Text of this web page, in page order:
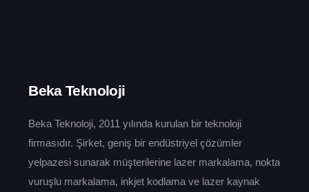
Beka Teknoloji
Beka Teknoloji, 2011 yılında kurulan bir teknoloji
firmasıdır. Şirket, geniş bir endüstriyel çözümler
yelpazesi sunarak müşterilerine lazer markalama, nokta
vuruşlu markalama, inkjet kodlama ve lazer kaynak